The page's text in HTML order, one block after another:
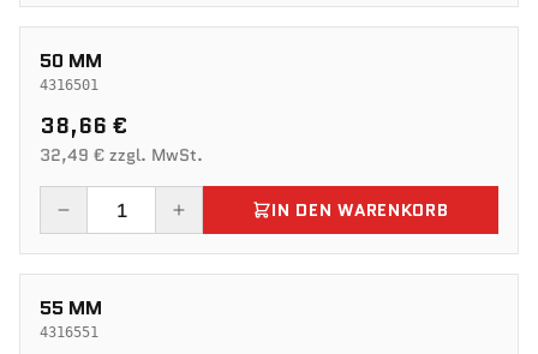
50 MM
4316501
38,66 €
32,49 € zzgl. MwSt.
IN DEN WARENKORB
55 MM
4316551